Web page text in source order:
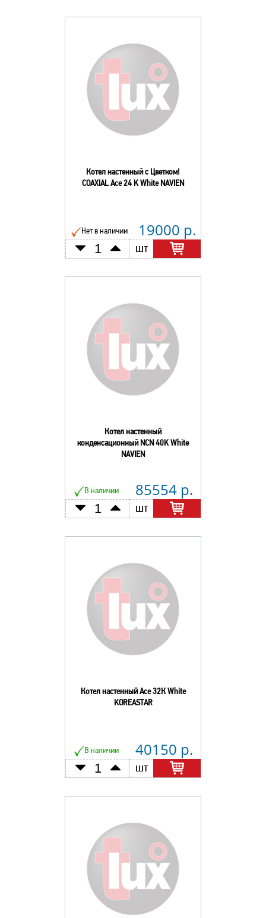
Котел настенный с Цветком!
COAXIAL Ace 24 K White NAVIEN
Нет в наличии 19000 р.
шт
Котел настенный
конденсационный NCN 40K White
NAVIEN
В наличии 85554 р.
шт
Котел настенный Асе 32К White
KOREASTAR
В наличии 40150 р.
шт